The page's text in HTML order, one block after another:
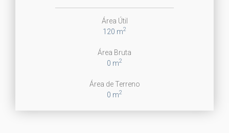
Área Útil
120 m2
Área Bruta
0 m2
Área de Terreno
0 m2